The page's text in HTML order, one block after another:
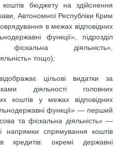
бюджету на здійснення
Автономної Республіки Крим
в межах відповідних
функції», підрозділ
діяльність»,
тощо);
цільові видатки за
діяльності головних
коштів у межах відповідних
функції» — перший
та фіскальна діяльність» —
напрямки спрямування коштів
кредитів: окремі державні